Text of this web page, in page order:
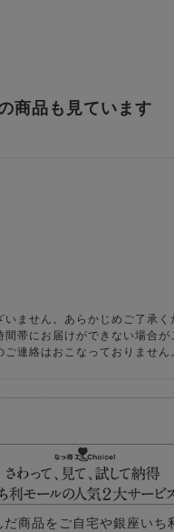
商品も見ています
ません。あらかじめご了承く
帯にお届けができない場合が
連絡はおこなっておりません
だ商品をご自宅や銀座いち